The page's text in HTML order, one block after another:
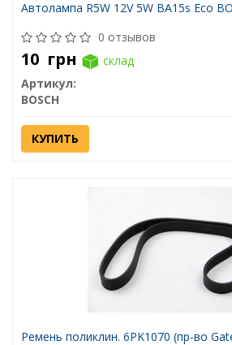
Автолампа R5W 12V 5W BA15s Eco
0 отзывов
10 грн
склад
Артикул:
BOSCH
КУПИТЬ
Ремень поликлин. 6PK1070 (пр-во